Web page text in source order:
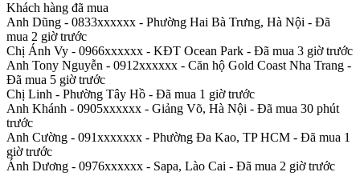
Khách hàng đã mua
Anh Dũng - 0833xxxxxx - Phường Hai Bà Trưng, Hà Nội - Đã
mua 2 giờ trước
Chị Ánh Vy - 0966xxxxxx - KĐT Ocean Park - Đã mua 3 giờ trước
Anh Tony Nguyễn - 0912xxxxxx - Căn hộ Gold Coast Nha Trang -
Đã mua 5 giờ trước
Chị Linh - Phường Tây Hồ - Đã mua 1 giờ trước
Anh Khánh - 0905xxxxxx - Giảng Võ, Hà Nội - Đã mua 30 phút
trước
Anh Cường - 091xxxxxxx - Phường Đa Kao, TP HCM - Đã mua 1
giờ trước
Ánh Dương - 0976xxxxxx - Sapa, Lào Cai - Đã mua 2 giờ trước